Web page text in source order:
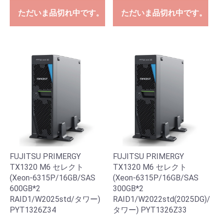
ただいま品切れ中です。 ただいま品切れ中です。
FUJITSU PRIMERGY
TX1320 M6 セレクト
(Xeon-6315P/16GB/SAS
600GB*2
RAID1/W2025std/タワー)
PYT1326Z34
FUJITSU PRIMERGY
TX1320 M6 セレクト
(Xeon-6315P/16GB/SAS
300GB*2
RAID1/W2022std(2025DG)/
タワー) PYT1326Z33